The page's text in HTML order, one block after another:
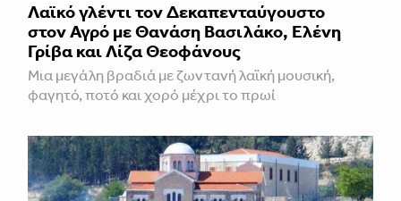
Λαϊκό γλέντι τον Δεκαπενταύγουστο
στον Αγρό με Θανάση Βασιλάκο, Ελένη
Γρίβα και Λίζα Θεοφάνους
Μια μεγάλη βραδιά με ζωντανή λαϊκή μουσική,
φαγητό, ποτό και χορό μέχρι το πρωί